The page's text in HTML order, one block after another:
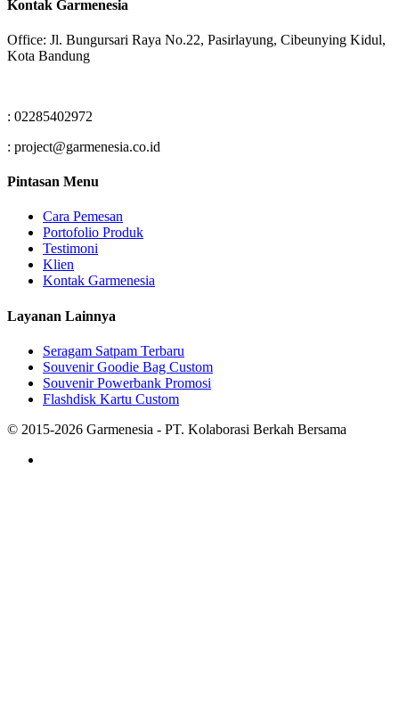
Kontak Garmenesia
Office: Jl. Bungursari Raya No.22, Pasirlayung, Cibeunying Kidul,
Kota Bandung
: 02285402972
: project@garmenesia.co.id
Pintasan Menu
Cara Pemesan
Portofolio Produk
Testimoni
Klien
Kontak Garmenesia
Layanan Lainnya
Seragam Satpam Terbaru
Souvenir Goodie Bag Custom
Souvenir Powerbank Promosi
Flashdisk Kartu Custom
© 2015-2026 Garmenesia - PT. Kolaborasi Berkah Bersama